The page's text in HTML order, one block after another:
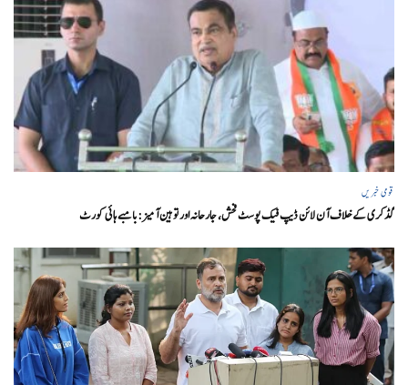
قومی خبریں
گڈکری کے خلاف آن لائن ڈیپ فیک پوسٹ فحش، جارحانہ اور توہین آمیز:بامبے ہائی کورٹ